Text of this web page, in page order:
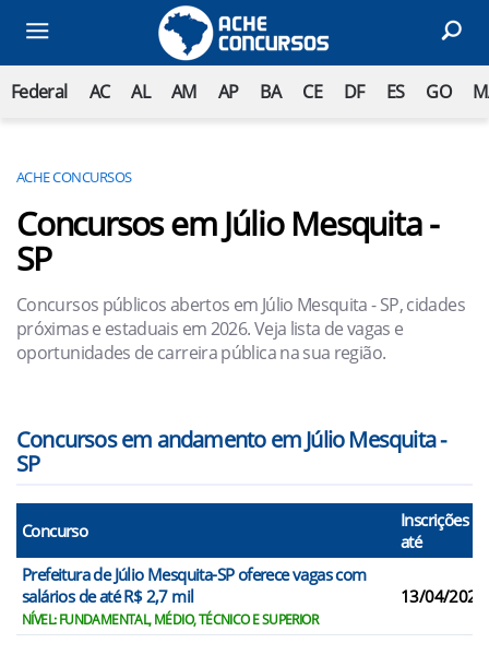
Federal AC AL AM AP BA CE DF ES GO
ACHE CONCURSOS
Concursos em Júlio Mesquita -
SP
Concursos públicos abertos em Júlio Mesquita - SP, cidades
próximas e estaduais em 2026. Veja lista de vagas e
oportunidades de carreira pública na sua região.
Concursos em andamento em Júlio Mesquita -
SP
Concurso
Inscrições
até
Prefeitura de Júlio Mesquita-SP oferece vagas com
salários de até R$ 2,7 mil
NÍVEL: FUNDAMENTAL, MÉDIO, TÉCNICO E SUPERIOR
13/04/2026